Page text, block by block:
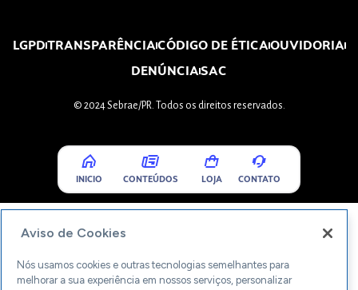
LGPDTRANSPARÊNCIACÓDIGO DE ÉTICAOUVIDORIA
DENÚNCIASAC
© 2024 Sebrae/PR. Todos os direitos reservados.
INICIO CONTEÚDOS LOJA CONTATO
Aviso de Cookies
Nós usamos cookies e outras tecnologias semelhantes para
melhorar a sua experiência em nossos serviços, personalizar